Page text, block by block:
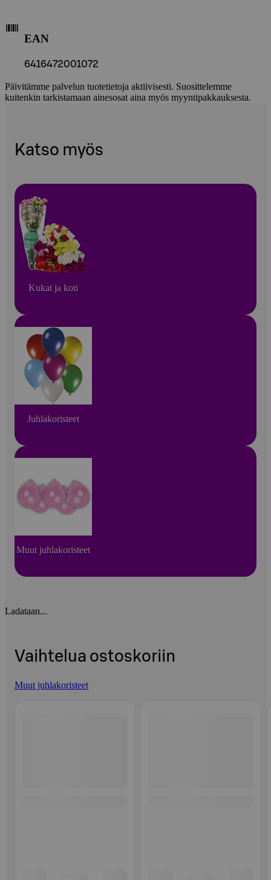
EAN
6416472001072
Päivitämme palvelun tuotetietoja aktiivisesti. Suosittelemme
kuitenkin tarkistamaan ainesosat aina myös myyntipakkauksesta.
Katso myös
Kukat ja koti
Juhlakoristeet
Muut juhlakoristeet
Ladataan...
Vaihtelua ostoskoriin
Muut juhlakoristeet